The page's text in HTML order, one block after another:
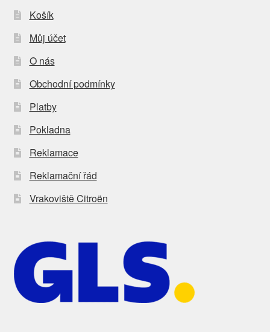
Košík
Můj účet
O nás
Obchodní podmínky
Platby
Pokladna
Reklamace
Reklamační řád
Vrakoviště Citroën